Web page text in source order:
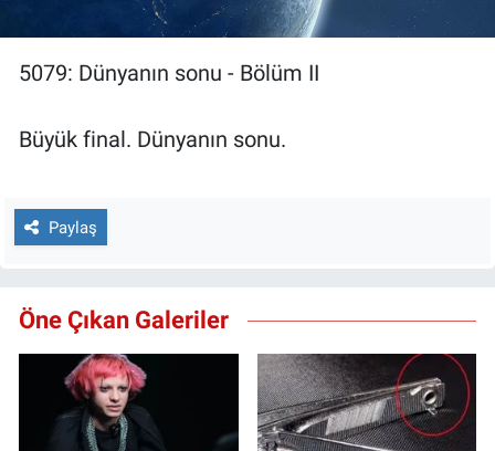
5079: Dünyanın sonu - Bölüm II
Büyük final. Dünyanın sonu.
Paylaş
Öne Çıkan Galeriler